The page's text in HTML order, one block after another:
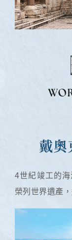
4世紀竣工的
榮列世界遺產